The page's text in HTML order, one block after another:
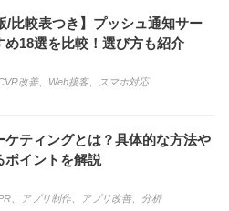
/比較表つき】プッシュ通知サー
め18選を比較！選び方も紹介
改善、 Web接客、 スマホ対応
ケティングとは？具体的な方法や
ポイントを解説
アプリ制作、 アプリ改善、 分析